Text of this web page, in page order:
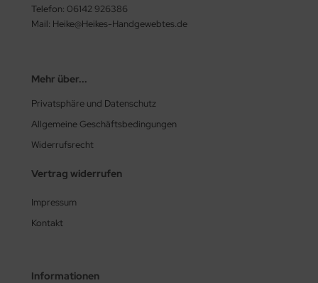
Telefon: 06142 926386
Mail: Heike@Heikes-Handgewebtes.de
Mehr über...
Privatsphäre und Datenschutz
Allgemeine Geschäftsbedingungen
Widerrufsrecht
Vertrag widerrufen
Impressum
Kontakt
Informationen